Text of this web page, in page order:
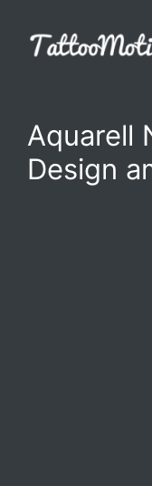
Inhalt
springen
Aquarell
Design